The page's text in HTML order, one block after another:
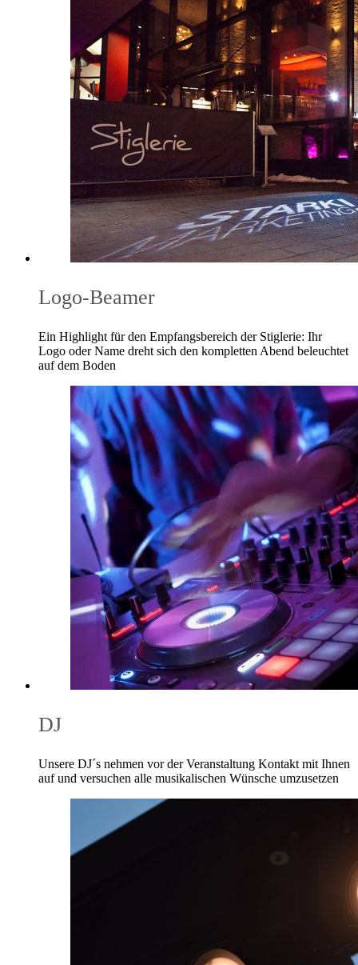
Logo-Beamer
Ein Highlight für den Empfangsbereich der Stiglerie: Ihr
Logo oder Name dreht sich den kompletten Abend beleuchtet
auf dem Boden
DJ
Unsere DJ´s nehmen vor der Veranstaltung Kontakt mit Ihnen
auf und versuchen alle musikalischen Wünsche umzusetzen